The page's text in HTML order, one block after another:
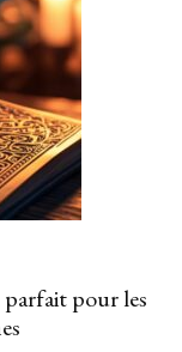
parfait pour les